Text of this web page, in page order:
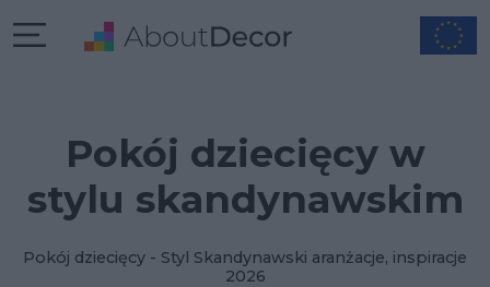
Pokój dziecięcy w
stylu skandynawskim
Pokój dziecięcy - Styl Skandynawski aranżacje, inspiracje
2026